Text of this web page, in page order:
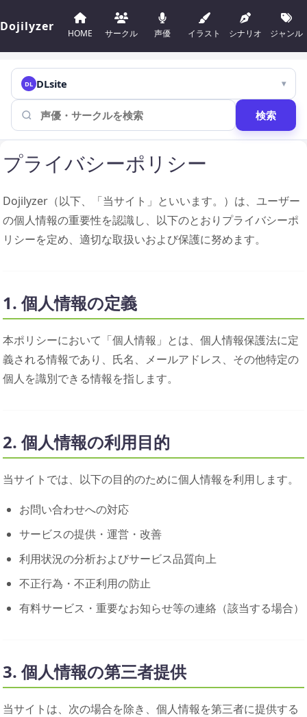
Dojilyzer HOME サークル 声優 イラスト シナリオ ジャンル
DL DLsite ▾
検索
プライバシーポリシー
Dojilyzer（以下、「当サイト」といいます。）は、ユーザー
の個人情報の重要性を認識し、以下のとおりプライバシーポ
リシーを定め、適切な取扱いおよび保護に努めます。
1. 個人情報の定義
本ポリシーにおいて「個人情報」とは、個人情報保護法に定
義される情報であり、氏名、メールアドレス、その他特定の
個人を識別できる情報を指します。
2. 個人情報の利用目的
当サイトでは、以下の目的のために個人情報を利用します。
お問い合わせへの対応
サービスの提供・運営・改善
利用状況の分析およびサービス品質向上
不正行為・不正利用の防止
有料サービス・重要なお知らせ等の連絡（該当する場合）
3. 個人情報の第三者提供
当サイトは、次の場合を除き、個人情報を第三者に提供する